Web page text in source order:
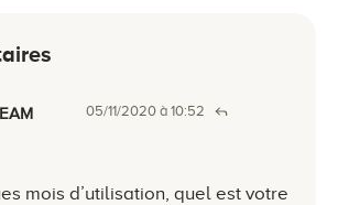
05/11/2020 à 10:52
mois d’utilisation, quel est votre